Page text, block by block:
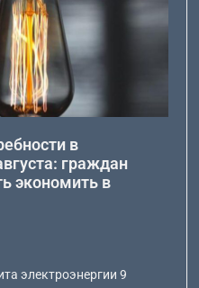
в
граждан
экономить в
электроэнергии 9